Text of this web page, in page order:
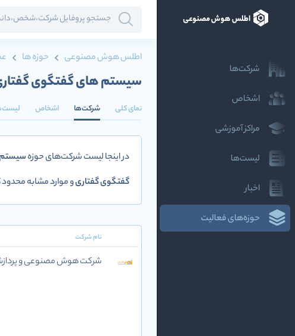
اطلس هوش مصنوعی
شرکت‌ها
اشخاص
مراکز آموزشی
لیست‌ها
اخبار
حوزه‌های فعالیت
اطلس هوش مصنوعی حوزه ها
سیستم های گفتگوی
نمای کلی شرکت‌ها اشخاص
در اینجا لیست شرکت‌های حوزه
گفتگوی گفتاریو موارد مشابه
نام شرکت
شرکت هوش مصنوعی و